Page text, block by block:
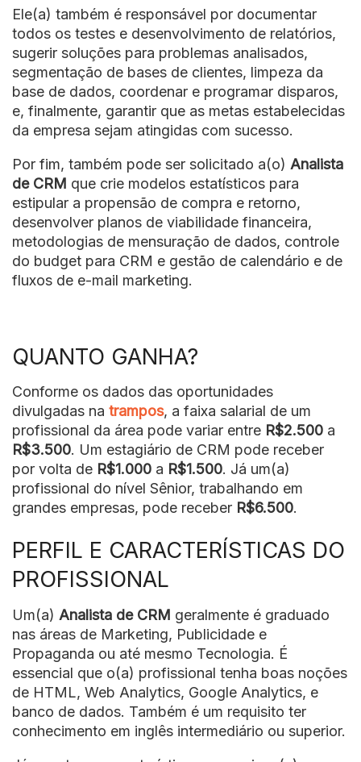
Ele(a) também é responsável por documentar
todos os testes e desenvolvimento de relatórios,
sugerir soluções para problemas analisados,
segmentação de bases de clientes, limpeza da
base de dados, coordenar e programar disparos,
e, finalmente, garantir que as metas estabelecidas
da empresa sejam atingidas com sucesso.
Por fim, também pode ser solicitado a(o) Analista
de CRM que crie modelos estatísticos para
estipular a propensão de compra e retorno,
desenvolver planos de viabilidade financeira,
metodologias de mensuração de dados, controle
do budget para CRM e gestão de calendário e de
fluxos de e-mail marketing.
QUANTO GANHA?
Conforme os dados das oportunidades
divulgadas na trampos, a faixa salarial de um
profissional da área pode variar entre R$2.500 a
R$3.500. Um estagiário de CRM pode receber
por volta de R$1.000 a R$1.500. Já um(a)
profissional do nível Sênior, trabalhando em
grandes empresas, pode receber R$6.500.
PERFIL E CARACTERÍSTICAS DO
PROFISSIONAL
Um(a) Analista de CRM geralmente é graduado
nas áreas de Marketing, Publicidade e
Propaganda ou até mesmo Tecnologia. É
essencial que o(a) profissional tenha boas noções
de HTML, Web Analytics, Google Analytics, e
banco de dados. Também é um requisito ter
conhecimento em inglês intermediário ou superior.